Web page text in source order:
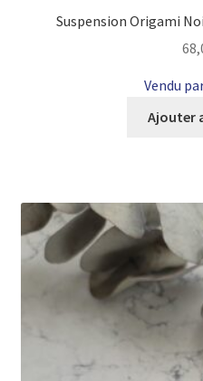
Suspension Origami
Vendu
Ajouter